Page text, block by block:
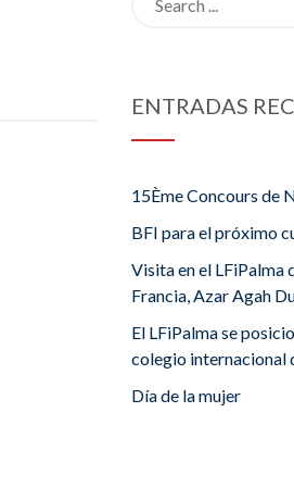
ENTRADAS
15Ème Concours de
BFI para el próximo
Visita en el LFiPalma
Francia, Azar Agah
El LFiPalma se
colegio internacional
Día de la mujer